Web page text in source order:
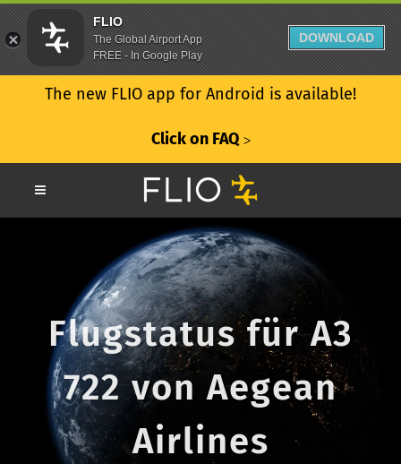
The new FLIO app for Android is available!
Click on FAQ ᐳ
Flugstatus für A3
722 von Aegean
Airlines
FLIO
The Global Airport App
FREE - In Google Play
DOWNLOAD